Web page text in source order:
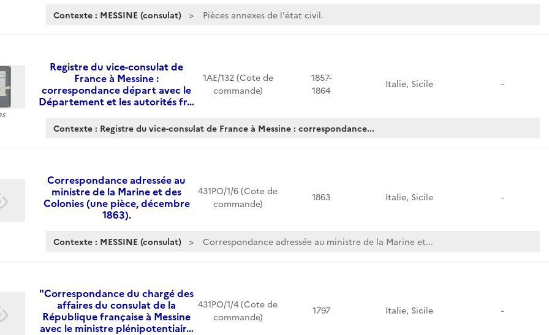
Contexte : MESSINE (consulat) Pièces annexes de l'état civil.
Registre du vice-consulat de
France à Messine :
correspondance départ avec le
Département et les autorités fr…
1AE/132 (Cote de
commande)
1857-
1864
Italie, Sicile -
Contexte : Registre du vice-consulat de France à Messine : correspondance...
Correspondance adressée au
ministre de la Marine et des
Colonies (une pièce, décembre
1863).
431PO/1/6 (Cote de
commande)
1863 Italie, Sicile -
Contexte : MESSINE (consulat) Correspondance adressée au ministre de la Marine et...
"Correspondance du chargé des
affaires du consulat de la
République française à Messine
avec le ministre plénipotentiair…
431PO/1/4 (Cote de
commande)
1797 Italie, Sicile -